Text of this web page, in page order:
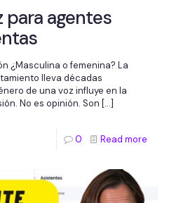
para agentes
¿Masculina o femenina? La
lleva décadas
de una voz influye en la
No es opinión. Son […]
0 Read more